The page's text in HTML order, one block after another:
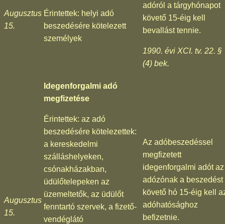
Augusztus
15.
Érintettek: helyi adó
beszedésére kötelezett
személyek
adóról a tárgyhónapot
követő 15-éig kell
bevallást tennie.
1990. évi XCI. tv. 22. §
(4) bek.
Augusztus
15.
Idegenforgalmi adó
megfizetése
Érintettek: az adó
beszedésére kötelezettek:
a kereskedelmi
szálláshelyeken,
csónakházakban,
üdülőtelepeken az
üzemeltetők, az üdülőt
fenntartó szervek, a fizető-
vendéglátó
Az adóbeszedéssel
megfizetett
idegenforgalmi adót az
adózónak a beszedést
követő hó 15-éig kell
adóhatósághoz
befizetnie.